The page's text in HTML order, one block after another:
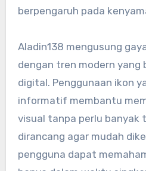
berpengaruh pada
Aladin138 mengusung
dengan tren modern yang
digital. Penggunaan ikon
informatif membantu
visual tanpa perlu banyak
dirancang agar mudah
pengguna dapat